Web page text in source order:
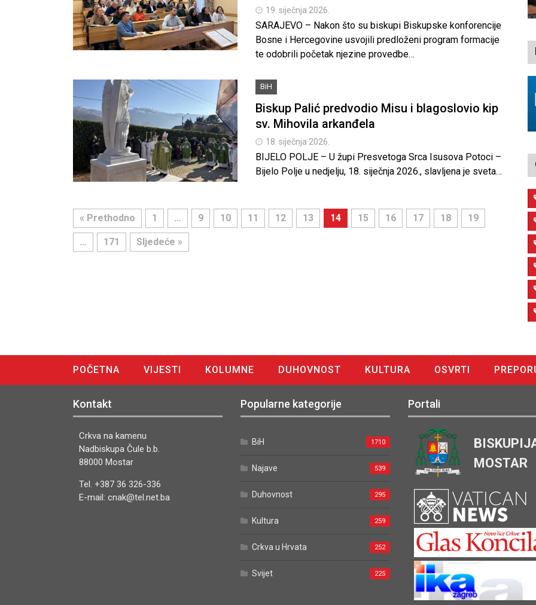
19. siječnja 2026.
SARAJEVO – Nakon što su biskupi Biskupske konforencije
Bosne i Hercegovine usvojili predloženi program formacije
te odobrili početak njezine provedbe…
BiH
Biskup Palić predvodio Misu i blagoslovio kip
sv. Mihovila arkanđela
18. siječnja 2026.
BIJELO POLJE – U župi Presvetoga Srca Isusova Potoci –
Bijelo Polje u nedjelju, 18. siječnja 2026., slavljena je sveta…
« Prethodno 1 … 9 10 11 12 13 14 15 16 17 18 19
… 171 Sljedeće »
POČETNA VIJESTI KOLUMNE DUHOVNOST KULTURA OSVRTI
Kontakt
Crkva na kamenu
Nadbiskupa Čule b.b.
88000 Mostar
Tel. +387 36 326-336
E-mail: cnak@tel.net.ba
Popularne kategorije
BiH 1710
Najave 539
Duhovnost 295
Kultura 259
Crkva u Hrvata 252
Svijet 225
Portali
MOSTAR